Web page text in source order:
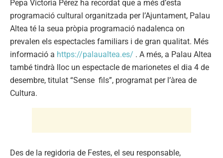
Pepa Victoria Pérez ha recordat que a més d’esta
programació cultural organitzada per l’Ajuntament, Palau
Altea té la seua pròpia programació nadalenca on
prevalen els espectacles familiars i de gran qualitat. Més
informació a https://palaualtea.es/ . A més, a Palau Altea
també tindrà lloc un espectacle de marionetes el dia 4 de
desembre, titulat “Sense fils”, programat per l’àrea de
Cultura.
Des de la regidoria de Festes, el seu responsable,